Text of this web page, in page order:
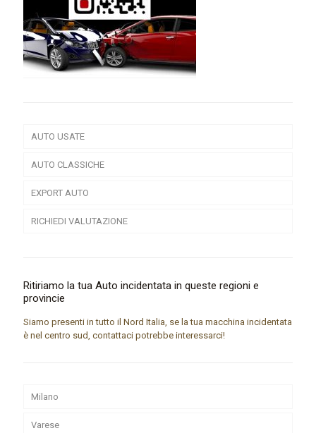
AUTO USATE
AUTO CLASSICHE
EXPORT AUTO
RICHIEDI VALUTAZIONE
Ritiriamo la tua Auto incidentata in queste regioni e
provincie
Siamo presenti in tutto il Nord Italia, se la tua macchina incidentata
è nel centro sud, contattaci potrebbe interessarci!
Milano
Varese